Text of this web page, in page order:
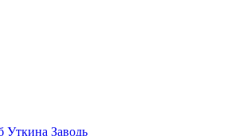
Уткина Заводь